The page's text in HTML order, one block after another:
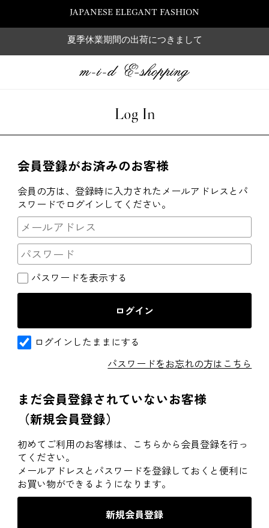
JAPANESE ELEGANT FASHION
夏季休業期間の出荷につきまして
Log In
会員登録がお済みのお客様
会員の方は、登録時に入力されたメールアドレスとパ
スワードでログインしてください。
パスワードを表示する
ログインしたままにする
パスワードをお忘れの方はこちら
まだ会員登録されていないお客様
（新規会員登録）
初めてご利用のお客様は、こちらから会員登録を行っ
てください。
メールアドレスとパスワードを登録しておくと便利に
お買い物ができるようになります。